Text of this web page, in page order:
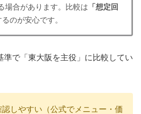
場合があります。比較は 「想定回
のが安心です。
準で「東大阪を主役」に比較してい
しやすい（公式でメニュー・価